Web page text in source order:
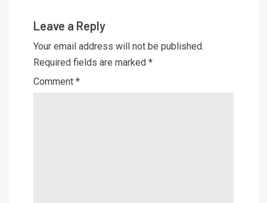
Leave a Reply
Your email address will not be published.
Required fields are marked *
Comment *